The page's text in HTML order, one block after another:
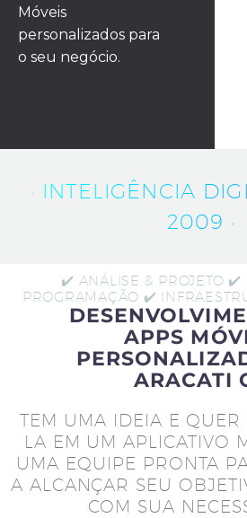
Móveis
personalizados para
o seu negócio.
· INTELIGÊNCIA
2009 ·
✔️ ANÁLISE & PROJETO ✔️
PROGRAMAÇÃO ✔️
APPS
ARACATI
TEM UMA IDEIA E QUER
LA EM UM APLICATIVO
UMA EQUIPE PRONTA
A ALCANÇAR SEU
COM SUA